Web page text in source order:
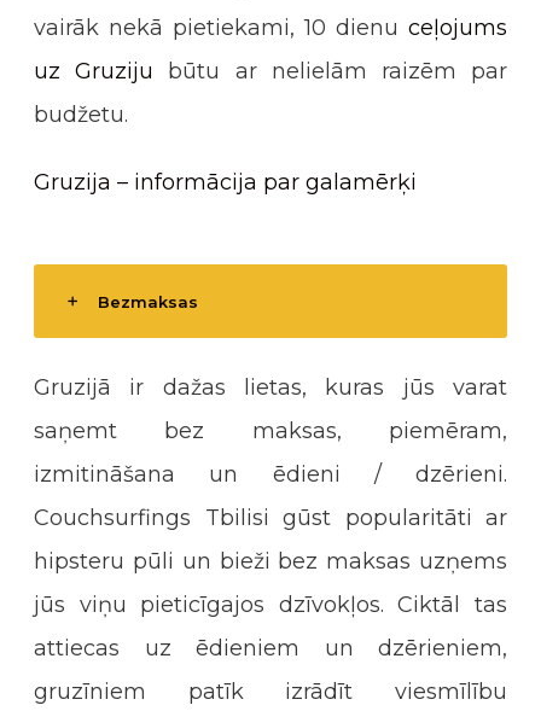
vairāk nekā pietiekami, 10 dienu ceļojums
uz Gruziju būtu ar nelielām raizēm par
budžetu.
Gruzija – informācija par galamērķi
Bezmaksas
Gruzijā ir dažas lietas, kuras jūs varat
saņemt bez maksas, piemēram,
izmitināšana un ēdieni / dzērieni.
Couchsurfings Tbilisi gūst popularitāti ar
hipsteru pūli un bieži bez maksas uzņems
jūs viņu pieticīgajos dzīvokļos. Ciktāl tas
attiecas uz ēdieniem un dzērieniem,
gruzīniem patīk izrādīt viesmīlību